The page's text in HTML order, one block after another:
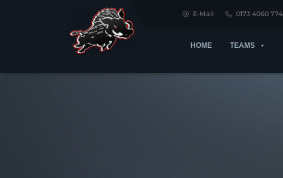
E-Mail 0173 4060 774
HOME TEAMS